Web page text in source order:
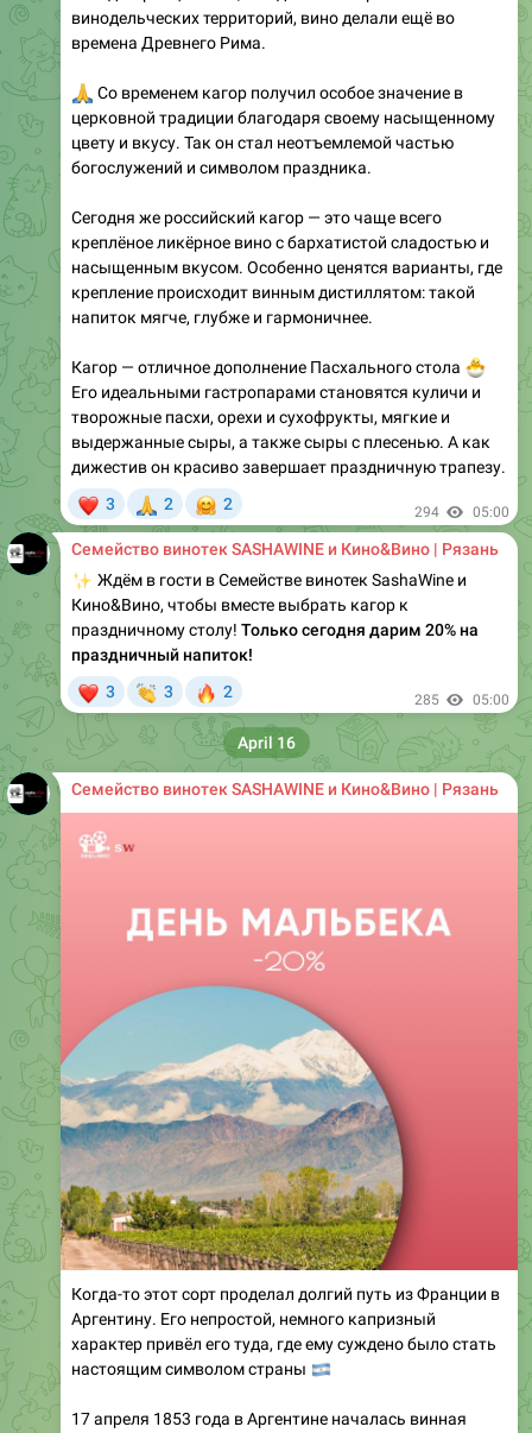
винодельческих территорий, вино делали ещё во
времена Древнего Рима.
Со временем кагор получил особое значение в
церковной традиции благодаря своему насыщенному
цвету и вкусу. Так он стал неотъемлемой частью
богослужений и символом праздника.
Сегодня же российский кагор — это чаще всего
креплёное ликёрное вино с бархатистой сладостью и
насыщенным вкусом. Особенно ценятся варианты, где
крепление происходит винным дистиллятом: такой
напиток мягче, глубже и гармоничнее.
Кагор — отличное дополнение Пасхального стола
🐣
Его идеальными гастропарами становятся куличи и
творожные пасхи, орехи и сухофрукты, мягкие и
выдержанные сыры, а также сыры с плесенью. А как
дижестив он красиво завершает праздничную трапезу.
3 2
🤗
2 294 05:00
Семейство винотек SASHAWINE и Кино&Вино | Рязань
Ждём в гости в Семействе винотек SashaWine и
Кино&Вино, чтобы вместе выбрать кагор к
праздничному столу! Только сегодня дарим 20% на
праздничный напиток!
3 3
🔥
2 285 05:00
Семейство винотек SASHAWINE и Кино&Вино | Рязань
Когда-то этот сорт проделал долгий путь из Франции в
Аргентину. Его непростой, немного капризный
характер привёл его туда, где ему суждено было стать
настоящим символом страны
17 апреля 1853 года в Аргентине началась винная
April 16